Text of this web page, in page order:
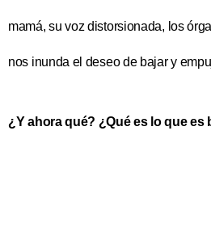
mamá, su voz distorsionada, los
nos inunda el deseo de bajar y
¿Y ahora qué? ¿Qué es lo que es